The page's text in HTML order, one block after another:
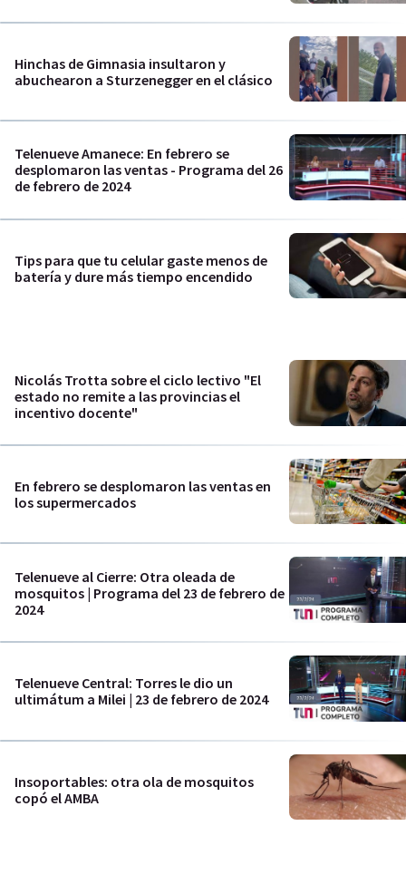
Hinchas de Gimnasia insultaron y
abuchearon a Sturzenegger en el clásico
Telenueve Amanece: En febrero se
desplomaron las ventas - Programa del 26
de febrero de 2024
Tips para que tu celular gaste menos de
batería y dure más tiempo encendido
Nicolás Trotta sobre el ciclo lectivo "El
estado no remite a las provincias el
incentivo docente"
En febrero se desplomaron las ventas en
los supermercados
Telenueve al Cierre: Otra oleada de
mosquitos | Programa del 23 de febrero de
2024
Telenueve Central: Torres le dio un
ultimátum a Milei | 23 de febrero de 2024
Insoportables: otra ola de mosquitos
copó el AMBA